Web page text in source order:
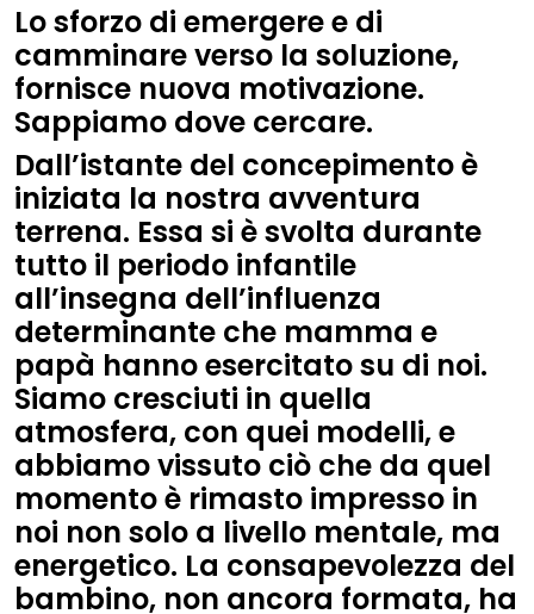
Lo sforzo di emergere e di
camminare verso la soluzione,
fornisce nuova motivazione.
Sappiamo dove cercare.
Dall’istante del concepimento è
iniziata la nostra avventura
terrena. Essa si è svolta durante
tutto il periodo infantile
all’insegna dell’influenza
determinante che mamma e
papà hanno esercitato su di noi.
Siamo cresciuti in quella
atmosfera, con quei modelli, e
abbiamo vissuto ciò che da quel
momento è rimasto impresso in
noi non solo a livello mentale, ma
energetico. La consapevolezza del
bambino, non ancora formata, ha